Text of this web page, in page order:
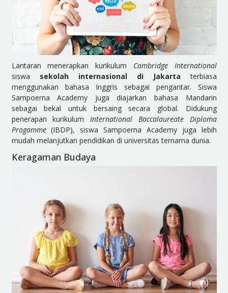
Lantaran menerapkan kurikulum Cambridge International
siswa sekolah internasional di Jakartaterbiasa
menggunakan bahasa Inggris sebagai pengantar. Siswa
Sampoerna Academy juga diajarkan bahasa Mandarin
sebagai bekal untuk bersaing secara global. Didukung
penerapan kurikulum International Baccalaureate
Diploma
Progamme(IBDP), siswa Sampoerna Academy juga lebih
mudah melanjutkan pendidikan di universitas ternama dunia.
Keragaman Budaya